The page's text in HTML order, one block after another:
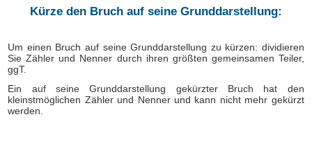
Kürze den Bruch auf seine Grunddarstellung:
Um einen Bruch auf seine Grunddarstellung zu kürzen: dividieren
Sie Zähler und Nenner durch ihren größten gemeinsamen Teiler,
ggT.
Ein auf seine Grunddarstellung gekürzter Bruch hat den
kleinstmöglichen Zähler und Nenner und kann nicht mehr gekürzt
werden.